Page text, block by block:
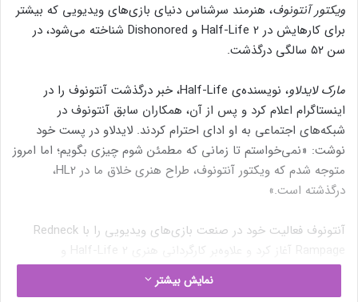
ویکتور آنتونوف، هنرمند سرشناس دنیای بازی‌های ویدیویی که بیشتر
برای کارهایش در Half-Life 2 و Dishonored شناخته می‌شود، در
سن ۵۲ سالگی درگذشت.
مارک لایدلاو
، نویسنده‌ی Half-Life، خبر درگذشت آنتونوف را در
اینستاگرام اعلام کرد و پس از آن، همکاران سابق آنتونوف در
شبکه‌های اجتماعی به او ادای احترام کردند. لایدلاو در پست خود
نوشت: «نمی‌خواستم تا زمانی که مطمئن شوم چیزی بگویم؛ اما امروز
متوجه شدم که ویکتور آنتونوف، طراح هنری خلاق ما در HL2،
درگذشته است.»
آنتونوف فعالیت خود در صنعت بازی‌های ویدیویی را با Redneck
Dishonored، در پروژه‌هایی مانند Doom (2016) و Fallout 4 به‌عنوان
مشاور حضور داشت. او اخیراً در ماه نوامبر (آبان و آذر)، در مستندی
نمایش بیشتر